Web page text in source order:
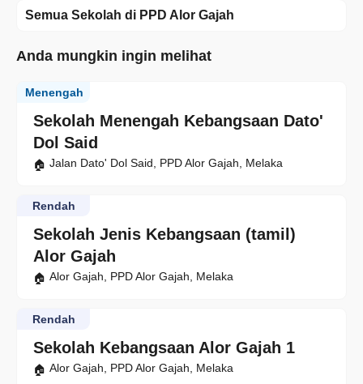
Semua Sekolah di PPD Alor Gajah
Anda mungkin ingin melihat
Sekolah Menengah Kebangsaan Dato'
Dol Said
Menengah
Jalan Dato' Dol Said, PPD Alor Gajah, Melaka
Sekolah Jenis Kebangsaan (tamil)
Alor Gajah
Rendah
Alor Gajah, PPD Alor Gajah, Melaka
Sekolah Kebangsaan Alor Gajah 1
Rendah
Alor Gajah, PPD Alor Gajah, Melaka